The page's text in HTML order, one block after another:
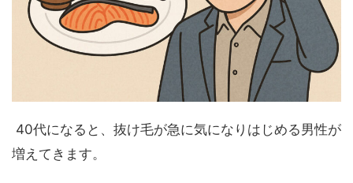
40代になると、抜け毛が急に気になりはじめる男性が
増えてきます。